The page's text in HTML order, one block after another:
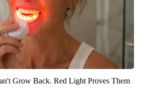
Grow Back. Red Light Proves Them